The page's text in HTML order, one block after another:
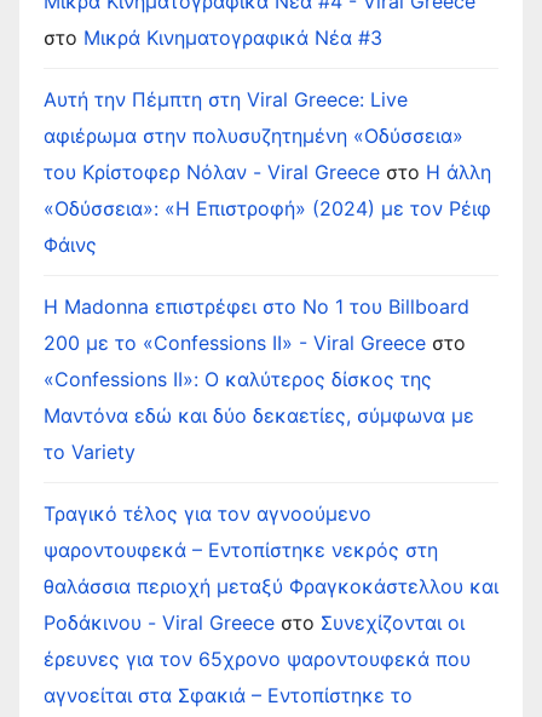
στο Μικρά Κινηματογραφικά Νέα #3
Αυτή την Πέμπτη στη Viral Greece: Live
αφιέρωμα στην πολυσυζητημένη «Οδύσσεια»
του Κρίστοφερ Νόλαν - Viral Greece στο Η άλλη
«Οδύσσεια»: «Η Επιστροφή» (2024) με τον Ρέιφ
Φάινς
Η Madonna επιστρέφει στο Νο 1 του Billboard
200 με το «Confessions II» - Viral Greece στο
«Confessions II»: Ο καλύτερος δίσκος της
Μαντόνα εδώ και δύο δεκαετίες, σύμφωνα με
το Variety
Τραγικό τέλος για τον αγνοούμενο
ψαροντουφεκά – Εντοπίστηκε νεκρός στη
θαλάσσια περιοχή μεταξύ Φραγκοκάστελλου και
Ροδάκινου - Viral Greece στο Συνεχίζονται οι
έρευνες για τον 65χρονο ψαροντουφεκά που
αγνοείται στα Σφακιά – Εντοπίστηκε το